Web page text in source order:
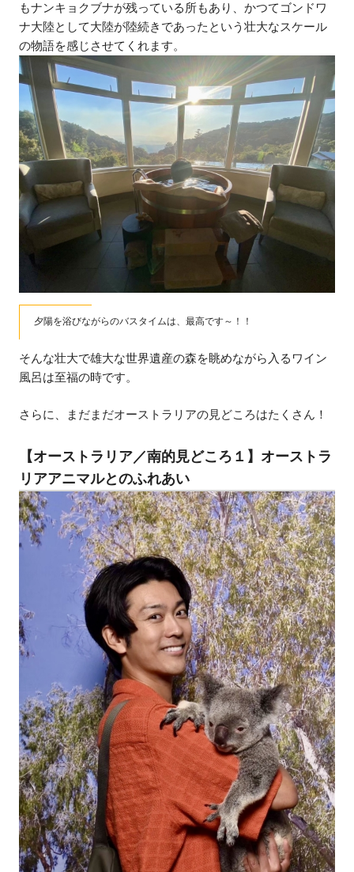
もナンキョクブナが残っている所もあり、かつてゴンドワ
ナ大陸として大陸が陸続きであったという壮大なスケール
の物語を感じさせてくれます。
夕陽を浴びながらのバスタイムは、最高です～！！
そんな壮大で雄大な世界遺産の森を眺めながら入るワイン
風呂は至福の時です。
さらに、まだまだオーストラリアの見どころはたくさん！
【オーストラリア／南的見どころ１】オーストラ
リアアニマルとのふれあい